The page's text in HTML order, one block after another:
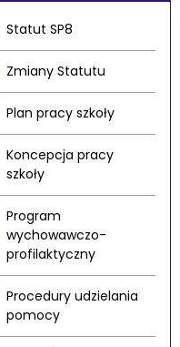
Statut SP8
Zmiany Statutu
Plan pracy szkoły
Koncepcja pracy
szkoły
Program
wychowawczo-
profilaktyczny
Procedury udzielania
pomocy